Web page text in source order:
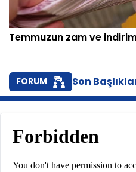
Temmuzun zam ve
FORUM Son